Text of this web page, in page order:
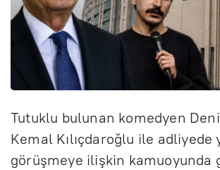
Tutuklu bulunan komedyen
Kemal Kılıçdaroğlu ile adliyede
görüşmeye ilişkin kamuoyunda